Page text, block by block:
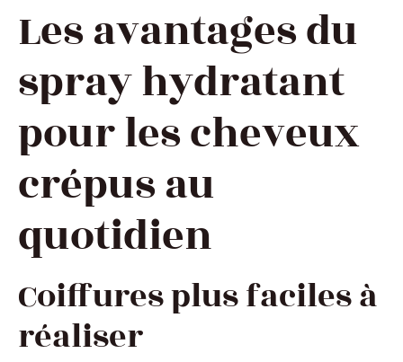
Les avantages du
spray hydratant
pour les cheveux
crépus au
quotidien
Coiffures plus faciles à
réaliser